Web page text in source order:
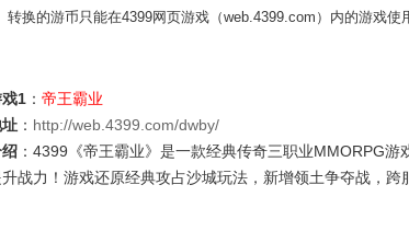
转换的游币只能在4399网页游戏（web.4399.com）内的游戏使
1 ： 帝王霸业
： http://web.4399.com/dwby/
：4399《帝王霸业》是一款经典传奇三职业MMORPG
战力！游戏还原经典攻占沙城玩法，新增领土争夺战，